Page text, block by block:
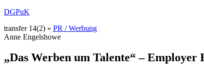
DGPuK
transfer 14(2) » PR / Werbung
Anne Engelshowe
„Das Werben um Talente“ –